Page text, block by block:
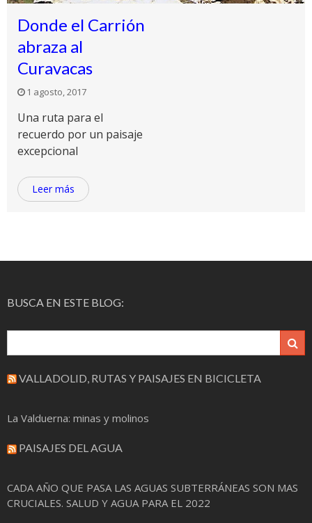
Donde el Carrión
abraza al
Curavacas
1 agosto, 2017
Una ruta para el
recuerdo por un paisaje
excepcional
Leer más
BUSCA EN ESTE BLOG:
VALLADOLID, RUTAS Y PAISAJES EN BICICLETA
La Valduerna: minas y molinos
PAISAJES DEL AGUA
CADA AÑO QUE PASA LAS AGUAS SUBTERRÁNEAS SON MAS
CRUCIALES. SALUD Y AGUA PARA EL 2022